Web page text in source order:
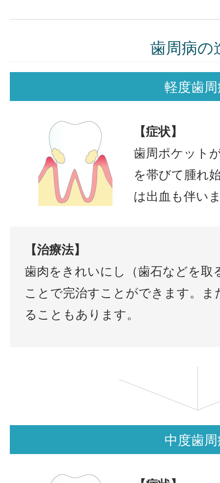
歯周病の
軽度歯
【症状】
歯周ポケット
を帯びて腫れ
は出血も伴い
【治療法】
歯肉をきれいにし（歯石などを取
ことで完治すことができます。ま
ることもあります。
中度歯